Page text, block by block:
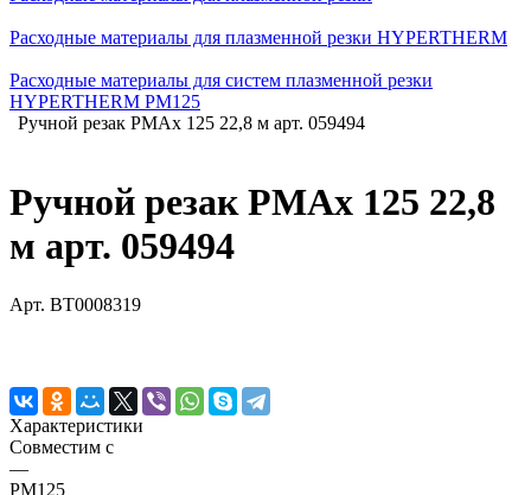
Расходные материалы для плазменной резки HYPERTHERM
Расходные материалы для систем плазменной резки
HYPERTHERM PM125
Ручной резак PMAx 125 22,8 м арт. 059494
Ручной резак PMAx 125 22,8
м арт. 059494
Арт. BT0008319
Характеристики
Совместим с
—
PM125